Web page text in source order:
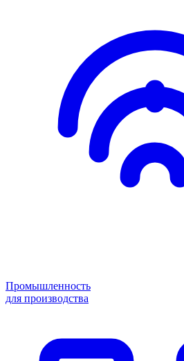
Промышленность
для производства